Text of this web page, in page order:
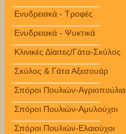
Ενυδρειακά - Τροφές
Ενυδρειακά - Ψυκτικά
Κλινικές Δίαιτες/Γάτα-Σκύλος
Σκύλος & Γάτα Αξεσουάρ
Σπόροι Πουλιών-Αγριοπούλια
Σπόροι Πουλιών-Αμυλούχοι
Σπόροι Πουλιών-Ελαιούχοι